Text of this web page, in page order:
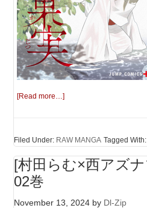
[Read more…]
Filed Under: RAW MANGA Tagged
[村田らむ×西アズ
02巻
November 13, 2024 by Dl-Zip